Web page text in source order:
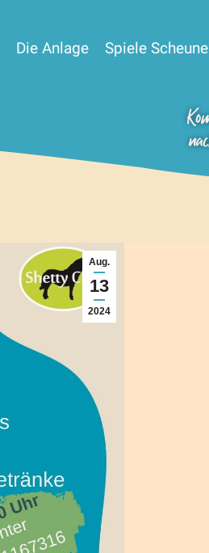
Die Anlage Spiele Scheune
Aug.
13
2024